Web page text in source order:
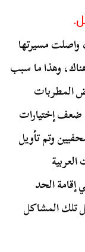
واصلت مسيرتها
وهذا ما سبب
المطربات
ضعف إختيارات
وتم تأويل
إقامة الحد
تلك المشاكل